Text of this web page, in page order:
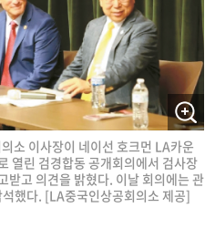
소 이사장이 네이선 호크먼 LA카운
열린 검경합동 공개회의에서 검사장
받고 의견을 밝혔다. 이날 회의에는 관
했다. [LA중국인상공회의소 제공]